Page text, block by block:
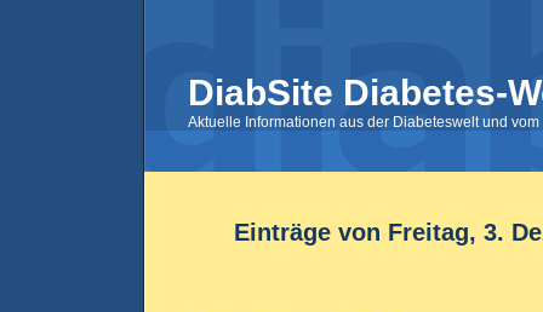
DiabSite Diabetes-
Aktuelle Informationen aus der Diabeteswelt und
Einträge von Freitag, 3.